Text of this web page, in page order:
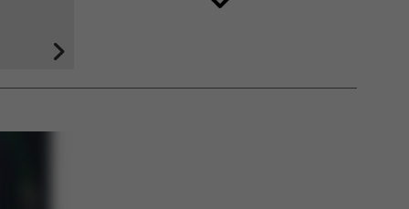
DAV Kletter- & Boulderzentrum München